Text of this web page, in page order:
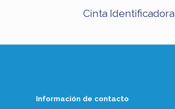
Cinta Identificadora
Información de contacto